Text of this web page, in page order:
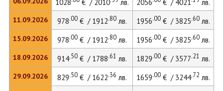
11.09.2026
15.09.2026
18.09.2026
29.09.2026
1028 € / 2010 лв. 2056 € / 4021
лв.
978.00€ / 1912.80лв. 1956.00€ / 3825.60лв.
978.00€ / 1912.80лв. 1956.00€ / 3825.60лв.
914.50€ / 1788.61 лв. 1829.00€ / 3577.21 лв.
829.50€ / 1622.36 лв. 1659.00€ / 3244.72 лв.